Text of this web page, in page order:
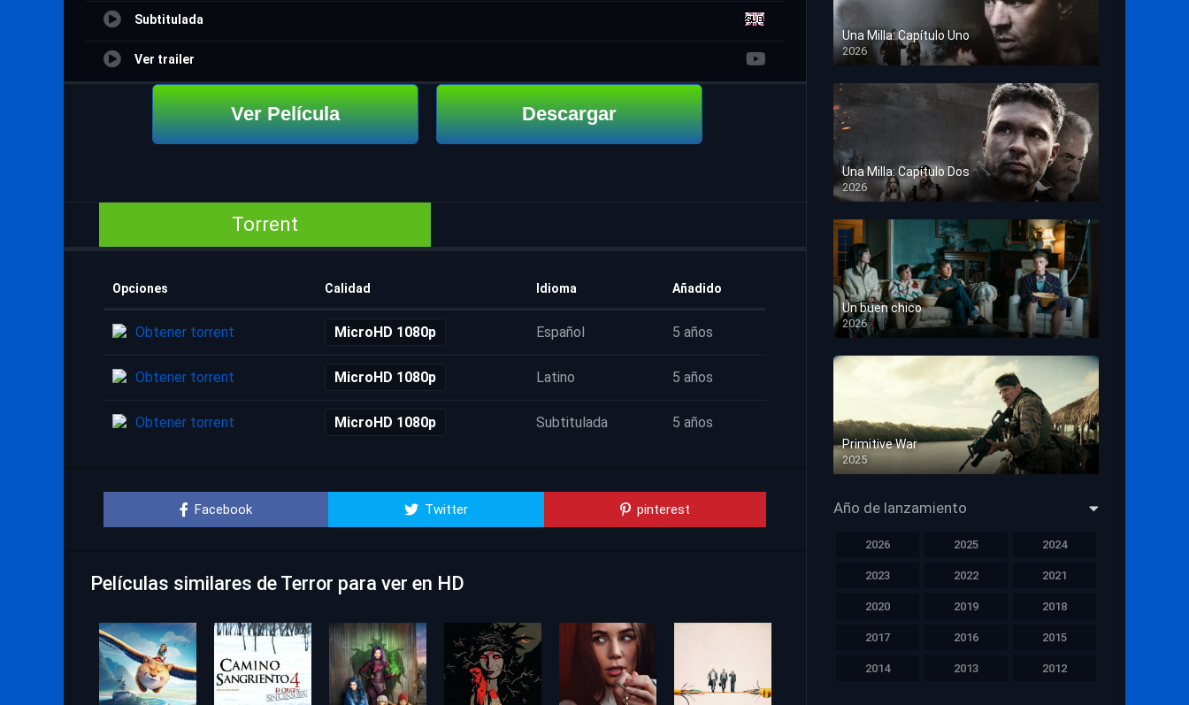
Subtitulada
Ver trailer
Ver Película Descargar
Torrent
Opciones Calidad Idioma Añadido
Obtener torrent MicroHD 1080p Español 5 años
Obtener torrent MicroHD 1080p Latino 5 años
Obtener torrent MicroHD 1080p Subtitulada 5 años
Facebook Twitter pinterest
Películas similares de Terror para ver en HD
Una Milla: Capítulo Uno
2026
HD 1080p
Una Milla: Capítulo Dos
2026
HD 1080p
Un buen chico
2026
HD 1080p
Primitive War
2025
HD 1080p
Año de lanzamiento
2026 2025 2024
2023 2022 2021
2020 2019 2018
2017 2016 2015
2014 2013 2012